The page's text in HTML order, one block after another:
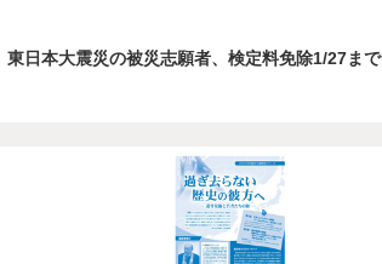
東日本大震災の被災志願者、検定料免除1/27まで